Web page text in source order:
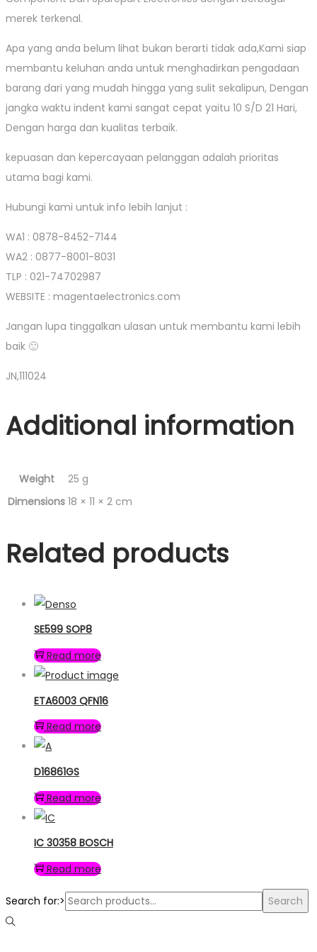
merek terkenal.
Apa yang anda belum lihat bukan berarti tidak ada,Kami siap
membantu keluhan anda untuk menghadirkan pengadaan
barang dari yang mudah hingga yang sulit sekalipun, Dengan
jangka waktu indent kami sangat cepat yaitu 10 S/D 21 Hari,
Dengan harga dan kualitas terbaik.
kepuasan dan kepercayaan pelanggan adalah prioritas
utama bagi kami.
Hubungi kami untuk info lebih lanjut :
WA1 : 0878-8452-7144
WA2 : 0877-8001-8031
TLP : 021-74702987
WEBSITE : magentaelectronics.com
Jangan lupa tinggalkan ulasan untuk membantu kami lebih
baik 🙂
JN,111024
Additional information
Weight
25 g
Dimensions 18 × 11 × 2 cm
Related products
SE599 SOP8
Read more
ETA6003 QFN16
Read more
D16861GS
Read more
IC 30358 BOSCH
Read more
Search for:> Search